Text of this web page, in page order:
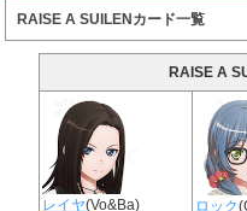
RAISE A SUILENカード一覧
RAISE A
レイヤ(Vo&Ba) ロック